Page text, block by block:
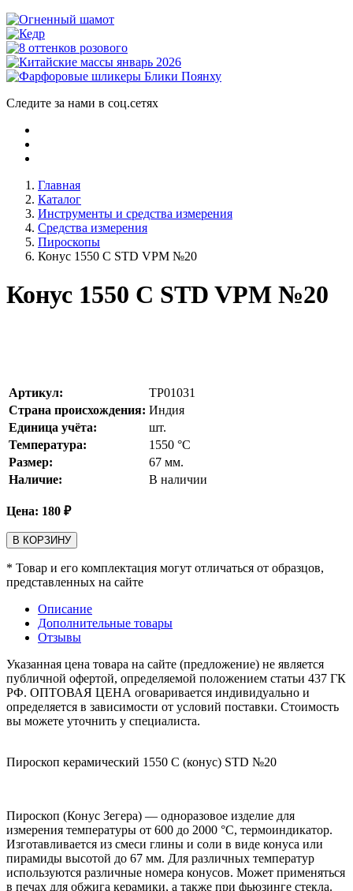
Следите за нами в соц.сетях
Главная
Каталог
Инструменты и средства измерения
Средства измерения
Пироскопы
Конус 1550 С STD VPM №20
Конус 1550 С STD VPM №20
Артикул:
TP01031
Страна происхождения: Индия
Единица учёта:
шт.
Температура:
1550 °С
Размер:
67 мм.
Наличие:
В наличии
Цена: 180 ₽
В КОРЗИНУ
* Товар и его комплектация могут отличаться от образцов,
представленных на сайте
Описание
Дополнительные товары
Отзывы
Указанная цена товара на сайте (предложение) не является
публичной офертой, определяемой положением статьи 437 ГК
РФ. ОПТОВАЯ ЦЕНА оговаривается индивидуально и
определяется в зависимости от условий поставки. Стоимость
вы можете уточнить у специалиста.
Пироскоп керамический 1550 С (конус) STD №20
Пироскоп (Конус Зегера) — одноразовое изделие для
измерения температуры от 600 до 2000 °C, термоиндикатор.
Изготавливается из смеси глины и соли в виде конуса или
пирамиды высотой до 67 мм. Для различных температур
используются различные номера конусов. Может применяться
в печах для обжига керамики, а также при фьюзинге стекла.